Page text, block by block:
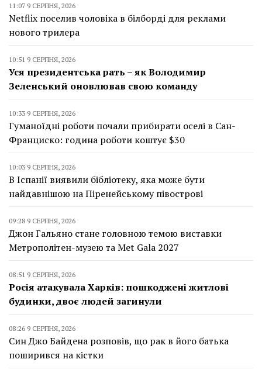
11:07 9 СЕРПНЯ, 2026
Netflix поселив чоловіка в білборді для реклами
нового трилера
10:51 9 СЕРПНЯ, 2026
Уся президентська рать – як Володимир
Зеленський оновлював свою команду
10:33 9 СЕРПНЯ, 2026
Гуманоїдні роботи почали прибирати оселі в Сан-
Франциско: година роботи коштує $30
10:03 9 СЕРПНЯ, 2026
В Іспанії виявили бібліотеку, яка може бути
найдавнішою на Піренейському півострові
09:28 9 СЕРПНЯ, 2026
Джон Гальяно стане головною темою виставки
Метрополітен-музею та Met Gala 2027
08:51 9 СЕРПНЯ, 2026
Росія атакувала Харків: пошкоджені житлові
будинки, двоє людей загинули
08:26 9 СЕРПНЯ, 2026
Син Джо Байдена розповів, що рак в його батька
поширився на кістки